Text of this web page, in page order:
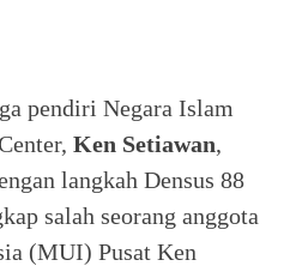
pendiri Negara Islam
Ken Setiawan,
langkah Densus 88
salah seorang anggota
(MUI) Pusat Ken